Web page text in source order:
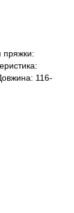
пряжки:
116-